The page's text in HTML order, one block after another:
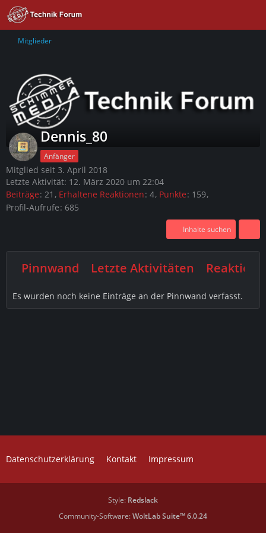
Mitglieder
Dennis_80
Anfänger
Mitglied seit 3. April 2018
Letzte Aktivität: 12. März 2020 um 22:04
Beiträge 21 Erhaltene Reaktionen 4 Punkte 159
Profil-Aufrufe 685
Inhalte suchen
Pinnwand Letzte Aktivitäten
Es wurden noch keine Einträge an der Pinnwand verfasst.
Datenschutzerklärung Kontakt Impressum
Style: Redslack
Community-Software:WoltLab Suite™ 6.0.24